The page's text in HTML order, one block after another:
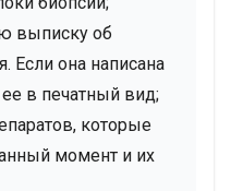
выписку об
Если она написана
в печатный вид;
которые
момент и их